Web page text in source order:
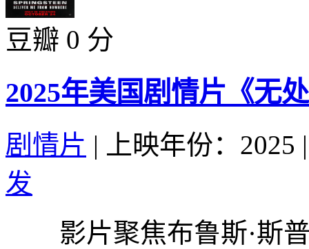
豆瓣 0 分
2025年美国剧情片《无
剧情片 | 上映年份：2025 |
发
影片聚焦布鲁斯·斯普